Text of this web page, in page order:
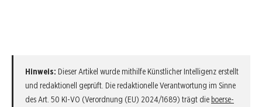
Hinweis: Dieser Artikel wurde mithilfe Künstlicher Intelligenz erstellt
und redaktionell geprüft. Die redaktionelle Verantwortung im Sinne
des Art. 50 KI-VO (Verordnung (EU) 2024/1689) trägt die boerse-